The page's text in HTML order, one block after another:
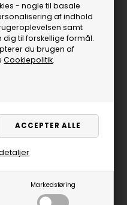
- nogle til basale
af indhold
samt
til forskellige formål.
du brugen af
Cookiepolitik.
Markedsføring